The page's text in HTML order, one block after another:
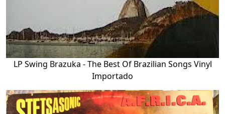
LP Swing Brazuka - The Best Of Brazilian Songs Vinyl
Importado